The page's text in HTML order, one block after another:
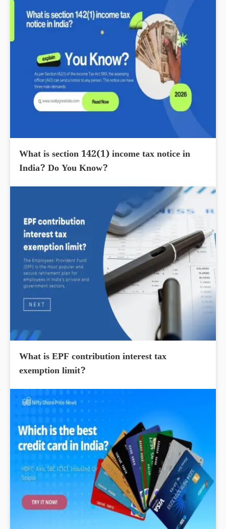
What is section 142(1) income tax notice in
India? Do You Know?
What is EPF contribution interest tax
exemption limit?